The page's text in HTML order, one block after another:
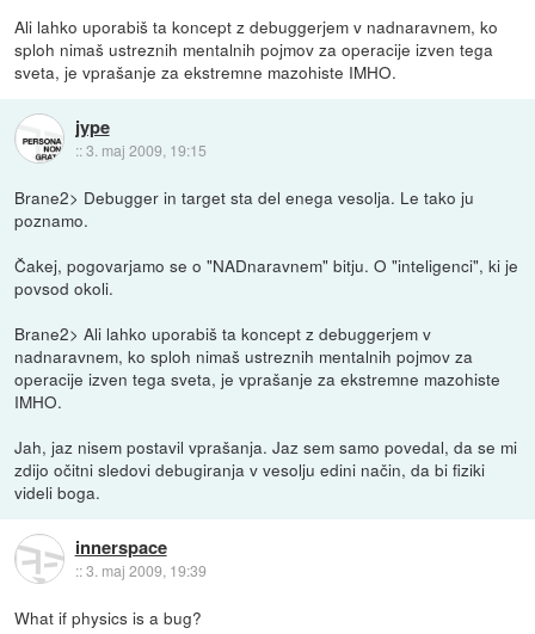
Ali lahko uporabiš ta koncept z debuggerjem v nadnaravnem, ko
sploh nimaš ustreznih mentalnih pojmov za operacije izven tega
sveta, je vprašanje za ekstremne mazohiste IMHO.
jype
::3. maj 2009, 19:15
Brane2> Debugger in target sta del enega vesolja. Le tako ju
poznamo.
Čakej, pogovarjamo se o "NADnaravnem" bitju. O "inteligenci", ki je
povsod okoli.
Brane2> Ali lahko uporabiš ta koncept z debuggerjem v
nadnaravnem, ko sploh nimaš ustreznih mentalnih pojmov za
operacije izven tega sveta, je vprašanje za ekstremne mazohiste
IMHO.
Jah, jaz nisem postavil vprašanja. Jaz sem samo povedal, da se mi
zdijo očitni sledovi debugiranja v vesolju edini način, da bi fiziki
videli boga.
innerspace
::3. maj 2009, 19:39
What if physics is a bug?